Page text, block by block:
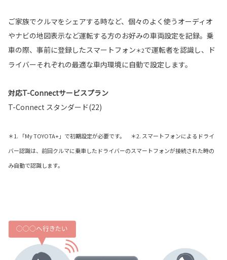
ご家族でクルマをシェアする時など、個々のよく使うオーディオ
やナビの地図表示など運転する方のお好みの車両設定を記録。乗
車の際、事前に登録したスマートフォン＊2で運転者を認識し、ド
ライバーそれぞれの最適な車内環境に自動で設定します。
対応T-Connectサービスプラン
T-Connect スタンダード(22)
＊1. 「My TOYOTA+」で初期設定が必要です。 ＊2. スマートフォンによるドライ
バー認識は、前回クルマに乗車したドライバーのスマートフォンが接続された時の
み自動で認識します。